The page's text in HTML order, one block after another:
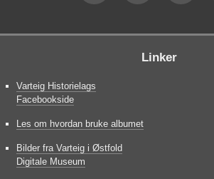
Linker
Varteig Historielags
Facebookside
Les om hvordan bruke albumet
Bilder fra Varteig i Østfold
Digitale Museum